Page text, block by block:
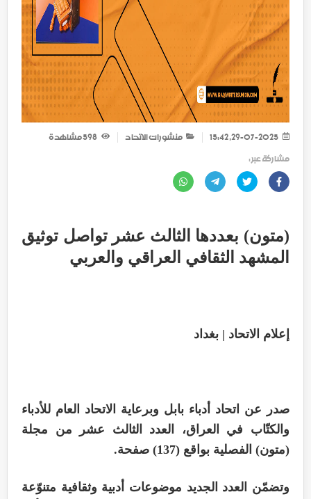
منشورات الاتحاد
مشاهدة
مشاركة عبر :
(متون) بعددها الثالث عشر تواصل توثيق
المشهد الثقافي العراقي والعربي
إعلام الاتحاد | بغداد
صدر عن اتحاد أدباء بابل وبرعاية الاتحاد العام للأدباء
والكتّاب في العراق، العدد الثالث عشر من مجلة
(متون) الفصلية بواقع (137) صفحة.
وتضمّن العدد الجديد موضوعات أدبية وثقافية متنوّعة